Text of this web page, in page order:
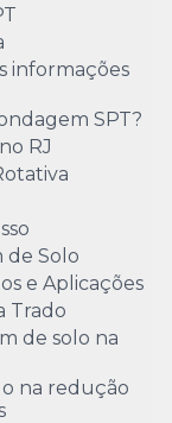
informações
SPT?
RJ
de Solo
e Aplicações
Trado
de solo na
na redução